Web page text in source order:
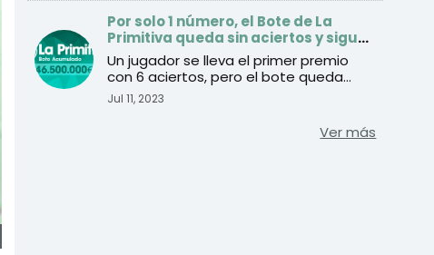
Por solo 1 número, el Bote de La
Primitiva queda sin aciertos y sigue
creciendo: 46.5 millones de euros
para el sorteo del jueves
Un jugador se lleva el primer premio
con 6 aciertos, pero el bote queda
vacante por falta del Re ...
Jul 11, 2023
Ver más